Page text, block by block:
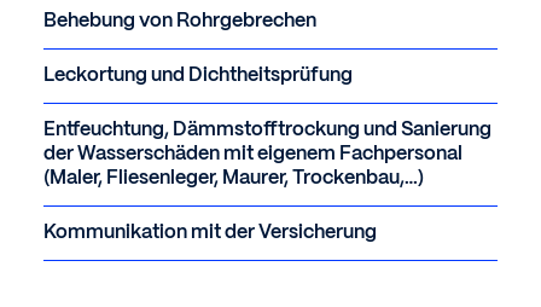
Behebung von Rohrgebrechen
Leckortung und Dichtheitsprüfung
Entfeuchtung, Dämmstofftrockung und Sanierung
der Wasserschäden mit eigenem Fachpersonal
(Maler, Fliesenleger, Maurer, Trockenbau,…)
Kommunikation mit der Versicherung